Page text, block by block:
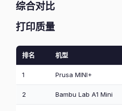
综合对比
打印质量
排名 机型
1 Prusa MINI+
2 Bambu Lab A1 Mini